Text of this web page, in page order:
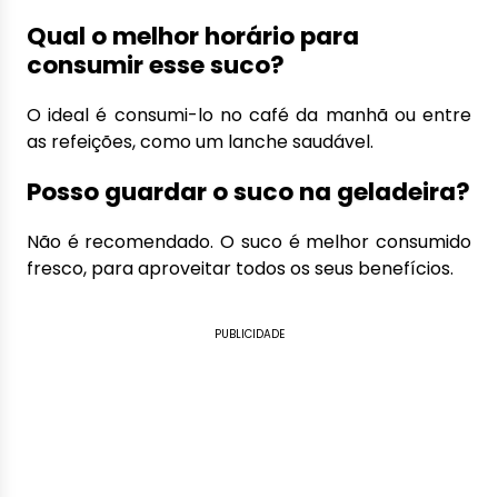
Qual o melhor horário para
consumir esse suco?
O ideal é consumi-lo no café da manhã ou entre
as refeições, como um lanche saudável.
Posso guardar o suco na geladeira?
Não é recomendado. O suco é melhor consumido
fresco, para aproveitar todos os seus benefícios.
PUBLICIDADE